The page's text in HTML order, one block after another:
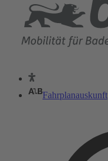
Fahrplanauskunft